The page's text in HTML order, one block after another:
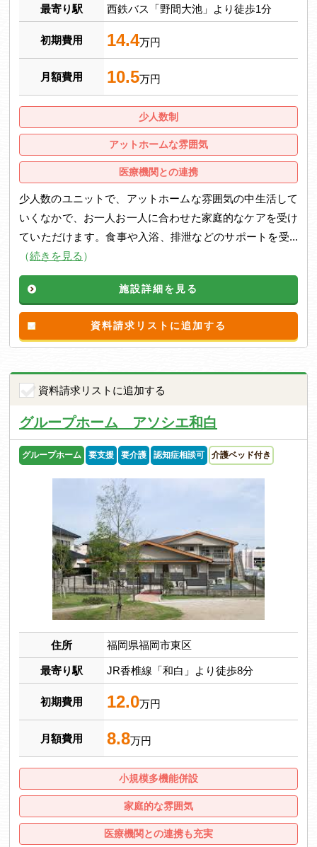
最寄り駅 西鉄バス「野間大池」より徒歩1分
初期費用 14.4万円
月額費用 10.5万円
少人数制
アットホームな雰囲気
医療機関との連携
少人数のユニットで、アットホームな雰囲気の中生活して
いくなかで、お一人お一人に合わせた家庭的なケアを受け
ていただけます。食事や入浴、排泄などのサポートを受...
（続きを見る ）
施設詳細を見る
資料請求リストに追加する
資料請求リストに追加する
グループホーム アソシエ和白
グループホーム 要支援 要介護 認知症相談可 介護ベッド付き
住所 福岡県福岡市東区
最寄り駅 JR香椎線「和白」より徒歩8分
初期費用 12.0万円
月額費用 8.8万円
小規模多機能併設
家庭的な雰囲気
医療機関との連携も充実